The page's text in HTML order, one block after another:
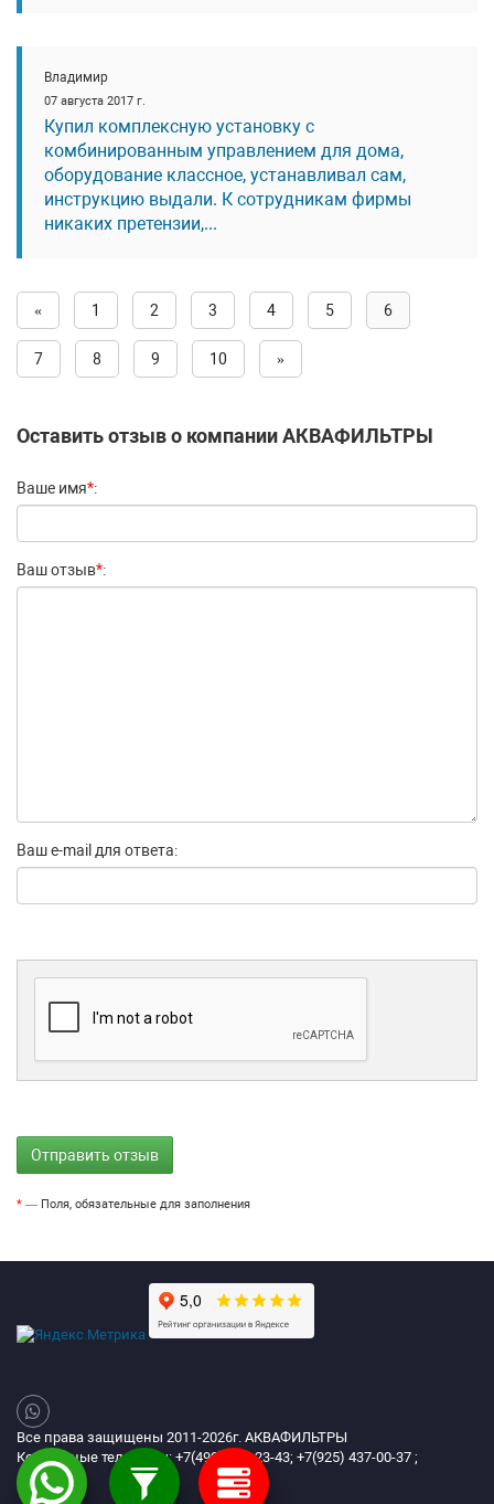
Владимир
07 августа 2017 г.
Купил комплексную установку с
комбинированным управлением для дома,
оборудование классное, устанавливал сам,
инструкцию выдали. К сотрудникам фирмы
никаких претензии,...
« 1 2 3 4 5 6
7 8 9 10 »
Оставить отзыв о компании АКВАФИЛЬТРЫ
Ваше имя*:
Ваш отзыв*:
Ваш e-mail для ответа:
* — Поля, обязательные для заполнения
Все права защищены 2011-2026г. АКВАФИЛЬТРЫ
Контактные телефоны: +7(499) 394-23-43; +7(925) 437-00-37 ;